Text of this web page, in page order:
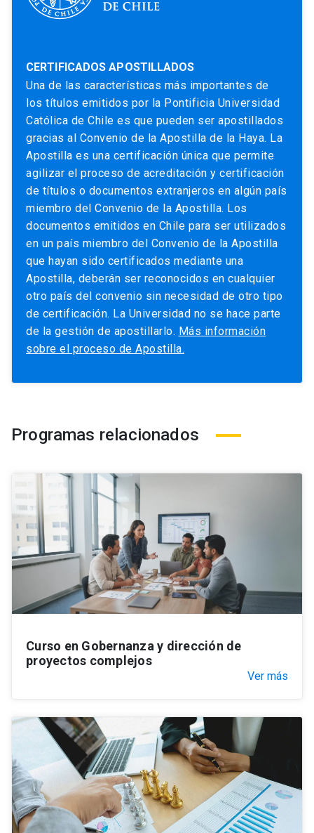
CERTIFICADOS APOSTILLADOS
Una de las características más importantes de
los títulos emitidos por la Pontificia Universidad
Católica de Chile es que pueden ser apostillados
gracias al Convenio de la Apostilla de la Haya. La
Apostilla es una certificación única que permite
agilizar el proceso de acreditación y certificación
de títulos o documentos extranjeros en algún país
miembro del Convenio de la Apostilla. Los
documentos emitidos en Chile para ser utilizados
en un país miembro del Convenio de la Apostilla
que hayan sido certificados mediante una
Apostilla, deberán ser reconocidos en cualquier
otro país del convenio sin necesidad de otro tipo
de certificación. La Universidad no se hace parte
de la gestión de apostillarlo. Más información
sobre el proceso de Apostilla.
Programas relacionados
Curso en Gobernanza y dirección de
proyectos complejos
Ver más